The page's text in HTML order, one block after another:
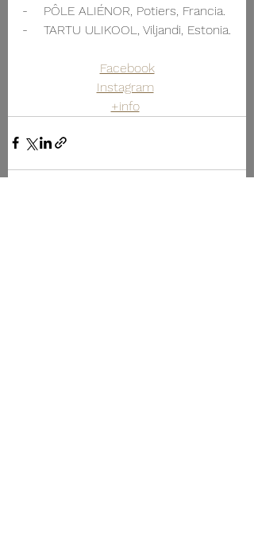
-    PÔLE ALIÉNOR, Potiers, Francia.
-    TARTU ULIKOOL, Viljandi, Estonia.
Facebook
Instagram
+info